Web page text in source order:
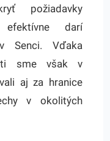
požiadavky
darí
Senci. Vďaka
sme však v
aj za hranice
v okolitých